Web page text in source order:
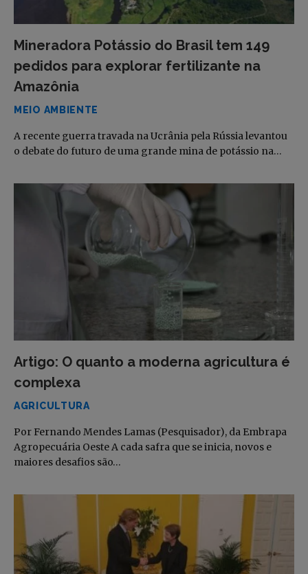
Mineradora Potássio do Brasil tem 149
pedidos para explorar fertilizante na
Amazônia
MEIO AMBIENTE
A recente guerra travada na Ucrânia pela Rússia levantou
o debate do futuro de uma grande mina de potássio na…
Artigo: O quanto a moderna agricultura é
complexa
AGRICULTURA
Por Fernando Mendes Lamas (Pesquisador), da Embrapa
Agropecuária Oeste A cada safra que se inicia, novos e
maiores desafios são…